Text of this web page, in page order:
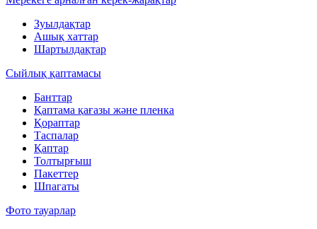
Зуылдақтар
Ашық хаттар
Шартылдақтар
Сыйлық қаптамасы
Банттар
Қаптама қағазы және пленка
Қораптар
Таспалар
Қаптар
Толтырғыш
Пакеттер
Шпагаты
Фото тауарлар